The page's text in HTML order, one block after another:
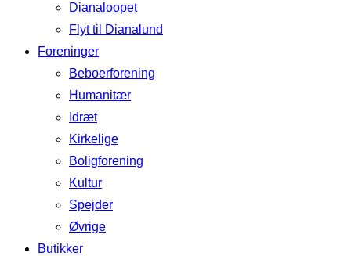
Dianaloopet
Flyt til Dianalund
Foreninger
Beboerforening
Humanitær
Idræt
Kirkelige
Boligforening
Kultur
Spejder
Øvrige
Butikker